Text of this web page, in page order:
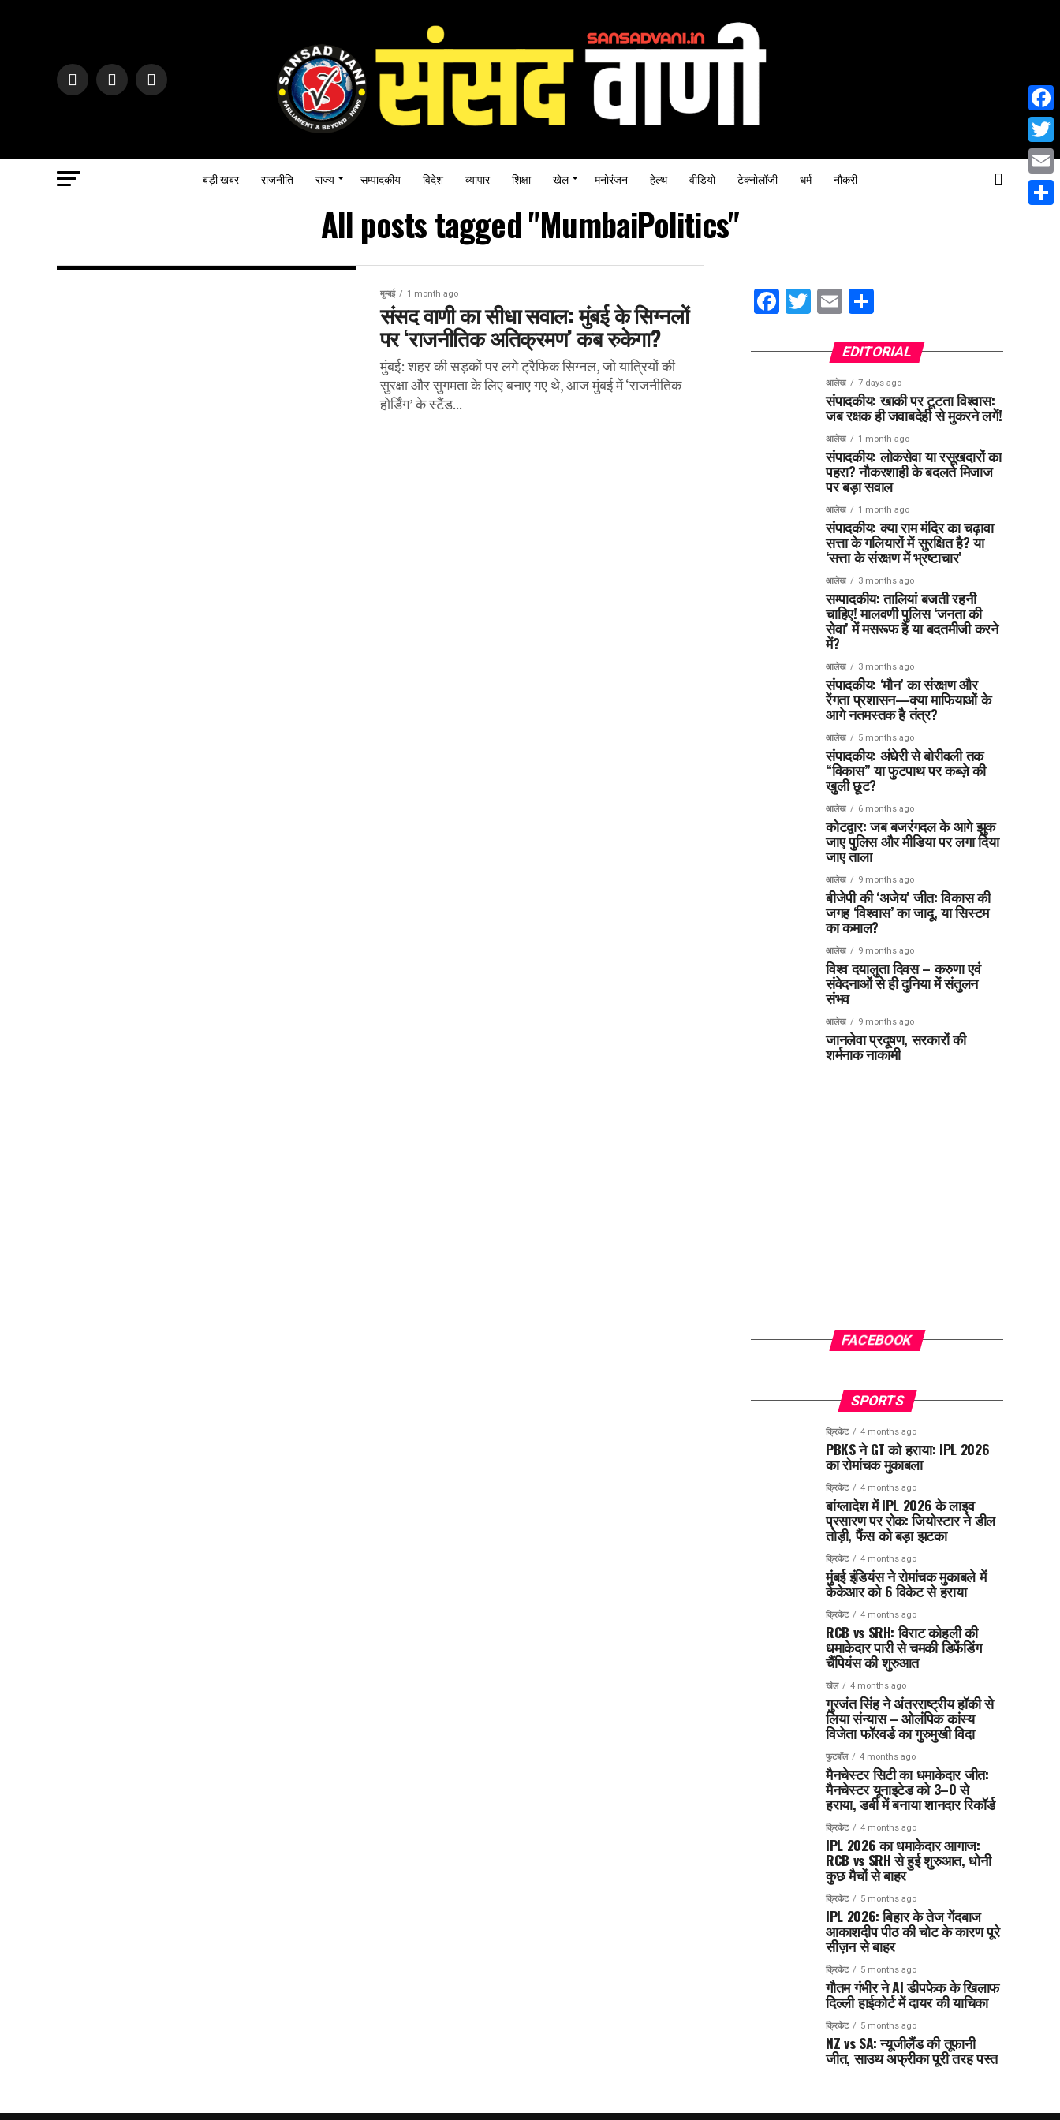
बड़ी खबर राजनीति राज्य सम्पादकीय विदेश व्यापार शिक्षा खेल मनोरंजन हेल्थ वीडियो टेक्नोलॉजी धर्म नौकरी
All posts tagged "MumbaiPolitics"
मुम्बई 1 month ago
संसद वाणी का सीधा सवाल: मुंबई के सिग्नलों
पर ‘राजनीतिक अतिक्रमण’ कब रुकेगा?
मुंबई: शहर की सड़कों पर लगे ट्रैफिक सिग्नल, जो यात्रियों की
सुरक्षा और सुगमता के लिए बनाए गए थे, आज मुंबई में ‘राजनीतिक
होर्डिंग’ के स्टैंड...
Facebook
Twitter
Email
EDITORIAL
आलेख 7 days ago
संपादकीय: खाकी पर टूटता विश्वास:
जब रक्षक ही जवाबदेही से मुकरने लगें!
आलेख 1 month ago
संपादकीय: लोकसेवा या रसूखदारों का
पहरा? नौकरशाही के बदलते मिजाज
पर बड़ा सवाल
आलेख 1 month ago
संपादकीय: क्या राम मंदिर का चढ़ावा
सत्ता के गलियारों में सुरक्षित है? या
‘सत्ता के संरक्षण में भ्रष्टाचार’
आलेख 3 months ago
सम्पादकीय: तालियां बजती रहनी
चाहिए! मालवणी पुलिस ‘जनता की
सेवा’ में मसरूफ है या बदतमीजी करने
में?
आलेख 3 months ago
संपादकीय: ‘मौन’ का संरक्षण और
रेंगता प्रशासन—क्या माफियाओं के
आगे नतमस्तक है तंत्र?
आलेख 5 months ago
संपादकीय: अंधेरी से बोरीवली तक
“विकास” या फुटपाथ पर कब्ज़े की
खुली छूट?
आलेख 6 months ago
कोटद्वार: जब बजरंगदल के आगे झुक
जाए पुलिस और मीडिया पर लगा दिया
जाए ताला
आलेख 9 months ago
बीजेपी की ‘अजेय’ जीत: विकास की
जगह ‘विश्वास’ का जादू, या सिस्टम
का कमाल?
आलेख 9 months ago
विश्व दयालुता दिवस – करुणा एवं
संवेदनाओं से ही दुनिया में संतुलन
संभव
आलेख 9 months ago
जानलेवा प्रदूषण, सरकारों की
शर्मनाक नाकामी
FACEBOOK
SPORTS
क्रिकेट 4 months ago
PBKS ने GT को हराया: IPL 2026
का रोमांचक मुकाबला
क्रिकेट 4 months ago
बांग्लादेश में IPL 2026 के लाइव
प्रसारण पर रोक: जियोस्टार ने डील
तोड़ी, फैंस को बड़ा झटका
क्रिकेट 4 months ago
मुंबई इंडियंस ने रोमांचक मुकाबले में
केकेआर को 6 विकेट से हराया
क्रिकेट 4 months ago
RCB vs SRH: विराट कोहली की
धमाकेदार पारी से चमकी डिफेंडिंग
चैंपियंस की शुरुआत
खेल 4 months ago
गुरजंत सिंह ने अंतरराष्ट्रीय हॉकी से
लिया संन्यास – ओलंपिक कांस्य
विजेता फॉरवर्ड का गुरुमुखी विदा
फुटबॉल 4 months ago
मैनचेस्टर सिटी का धमाकेदार जीत:
मैनचेस्टर यूनाइटेड को 3–0 से
हराया, डर्बी में बनाया शानदार रिकॉर्ड
क्रिकेट 4 months ago
IPL 2026 का धमाकेदार आगाज:
RCB vs SRH से हुई शुरुआत, धोनी
कुछ मैचों से बाहर
क्रिकेट 5 months ago
IPL 2026: बिहार के तेज गेंदबाज
आकाशदीप पीठ की चोट के कारण पूरे
सीज़न से बाहर
क्रिकेट 5 months ago
गौतम गंभीर ने AI डीपफेक के खिलाफ
दिल्ली हाईकोर्ट में दायर की याचिका
क्रिकेट 5 months ago
NZ vs SA: न्यूजीलैंड की तूफानी
जीत, साउथ अफ्रीका पूरी तरह पस्त
Email